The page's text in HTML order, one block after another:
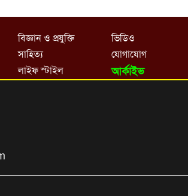
বিজ্ঞান ও প্রযুক্তি
সাহিত্য
লাইফ স্টাইল
ভিডিও
যোগাযোগ
আর্কাইভ